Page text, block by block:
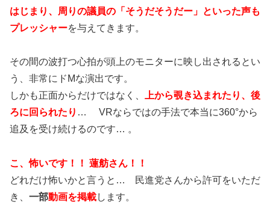
はじまり、周りの議員の「そうだそうだー」といった声も
プレッシャーを与えてきます。
その間の波打つ心拍が頭上のモニターに映し出されるとい
う、非常にドMな演出です。
しかも正面からだけではなく、
上から覗き込まれたり、後
ろに回られたり … VRならではの手法で本当に360°から
追及を受け続けるのです… 。
こ、怖いです！！ 蓮舫さん！！
どれだけ怖いかと言うと… 民進党さんから許可をいただ
き、 一部動画を掲載します。